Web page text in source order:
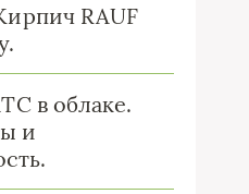
RAUF
в облаке.
и